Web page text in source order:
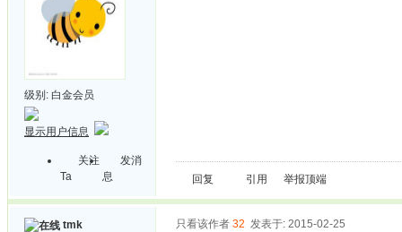
级别: 白金会员
显示用户信息
关注
Ta
发消
息
回复 引用 举报顶端
tmk 只看该作者 32 发表于: 2015-02-25